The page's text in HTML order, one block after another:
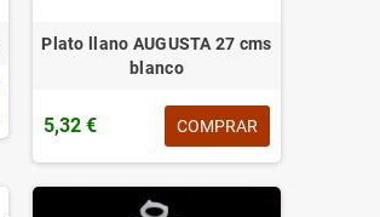
Plato llano AUGUSTA 27 cms
blanco
5,32 € COMPRAR